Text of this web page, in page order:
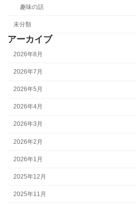
趣味の話
未分類
アーカイブ
2026年8月
2026年7月
2026年5月
2026年4月
2026年3月
2026年2月
2026年1月
2025年12月
2025年11月